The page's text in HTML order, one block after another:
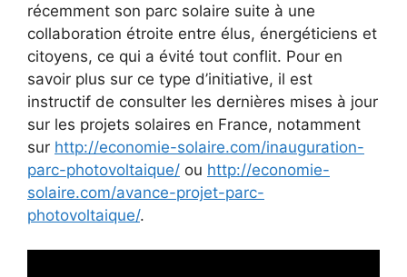
récemment son parc solaire suite à une
collaboration étroite entre élus, énergéticiens et
citoyens, ce qui a évité tout conflit. Pour en
savoir plus sur ce type d’initiative, il est
instructif de consulter les dernières mises à jour
sur les projets solaires en France, notamment
sur http://economie-solaire.com/inauguration-
parc-photovoltaique/ ou http://economie-
solaire.com/avance-projet-parc-
photovoltaique/.